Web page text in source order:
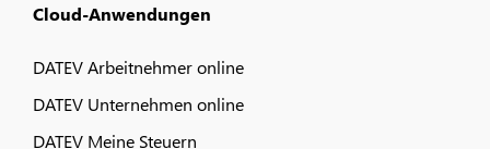
Cloud-Anwendungen
DATEV Arbeitnehmer online
DATEV Unternehmen online
DATEV Meine Steuern